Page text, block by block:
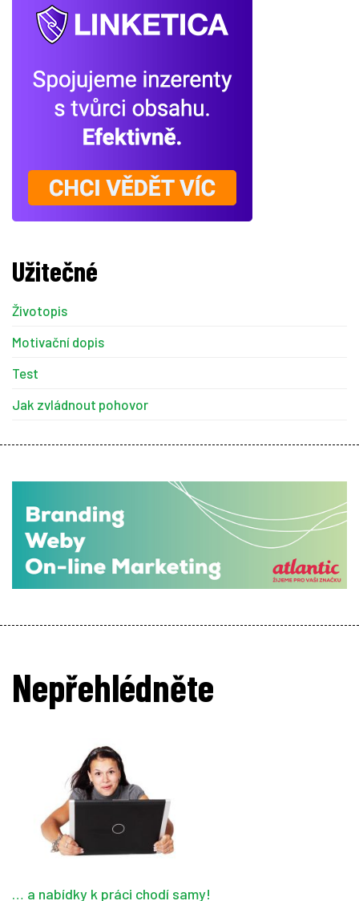
Užitečné
Životopis
Motivační dopis
Test
Jak zvládnout pohovor
Nepřehlédněte
… a nabídky k práci chodí samy!